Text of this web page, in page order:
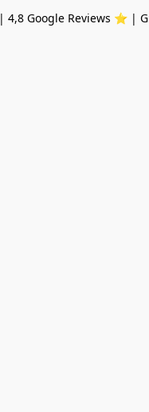
| 4,8 Google Reviews ⭐️ |